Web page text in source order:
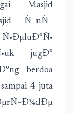
Masjid
Ñ–nÑ–
jugÐ°
berdoa
4 juta